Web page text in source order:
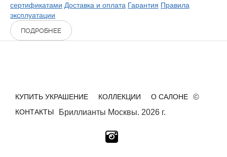
сертификатами Доставка и оплата Гарантия Правила
эксплуатации
ПОДРОБНЕЕ
КУПИТЬ УКРАШЕНИЕ КОЛЛЕКЦИИ
О САЛОНЕ
КОНТАКТЫ
©
Бриллианты Москвы. 2026 г.